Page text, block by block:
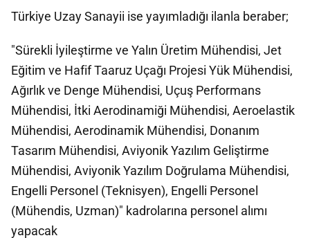
Türkiye Uzay Sanayii ise yayımladığı ilanla beraber;
"Sürekli İyileştirme ve Yalın Üretim Mühendisi, Jet
Eğitim ve Hafif Taaruz Uçağı Projesi Yük Mühendisi,
Ağırlık ve Denge Mühendisi, Uçuş Performans
Mühendisi, İtki Aerodinamiği Mühendisi, Aeroelastik
Mühendisi, Aerodinamik Mühendisi, Donanım
Tasarım Mühendisi, Aviyonik Yazılım Geliştirme
Mühendisi, Aviyonik Yazılım Doğrulama Mühendisi,
Engelli Personel (Teknisyen), Engelli Personel
(Mühendis, Uzman)" kadrolarına personel alımı
yapacak